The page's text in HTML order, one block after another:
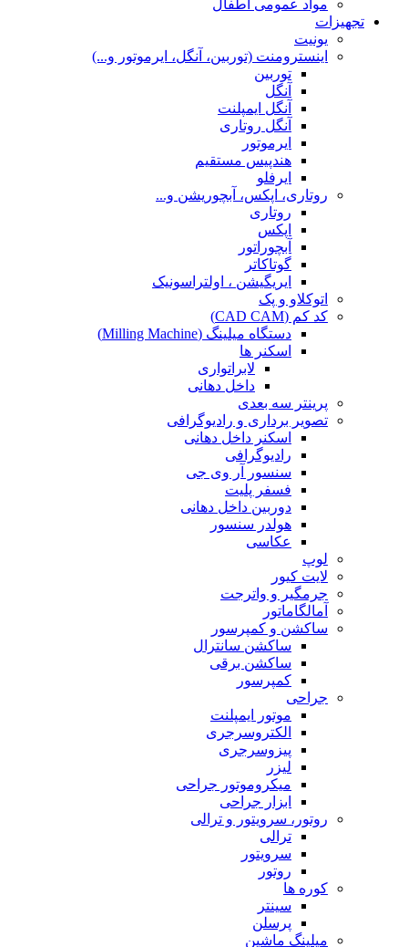
مواد عمومی اطفال
تجهیزات
یونیت
اینسترومنت (توربین، آنگل، ایرموتور و...)
توربین
آنگل
آنگل ایمپلنت
آنگل روتاری
ایرموتور
هندپیس مستقیم
ایرفلو
روتاری، اپکس، آبچوریشن و...
روتاری
اپکس
آبچوراتور
گوتاکاتر
ایریگیشن ، اولتراسونیک
اتوکلاو و پک
کد کم (CAD CAM)
دستگاه میلینگ (Milling Machine)
اسکنر ها
لابراتواری
داخل دهانی
پرینتر سه بعدی
تصویر برداری و رادیوگرافی
اسکنر داخل دهانی
رادیوگرافی
سنسور آر وی جی
فسفر پلیت
دوربین داخل دهانی
هولدر سنسور
عکاسی
لوپ
لایت کیور
جرمگیر و واترجت
آمالگاماتور
ساکشن و کمپرسور
ساکشن سانترال
ساکشن برقی
کمپرسور
جراحی
موتور ایمپلنت
الکتروسرجری
پیزوسرجری
لیزر
میکروموتور جراحی
ابزار جراحی
روتور، سرویتور و ترالی
ترالی
سرویتور
روتور
کوره ها
سینتر
پرسلن
میلینگ ماشین